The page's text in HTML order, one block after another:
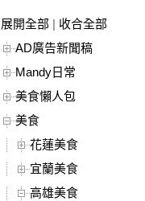
展開全部 | 收合全部
AD廣告新聞稿
Mandy日常
美食懶人包
美食
花蓮美食
宜蘭美食
高雄美食